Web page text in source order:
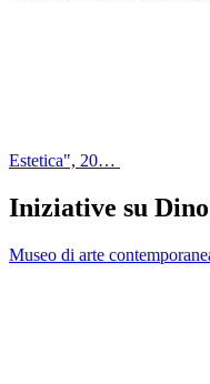
Estetica", 20…
Iniziative su
Museo di arte